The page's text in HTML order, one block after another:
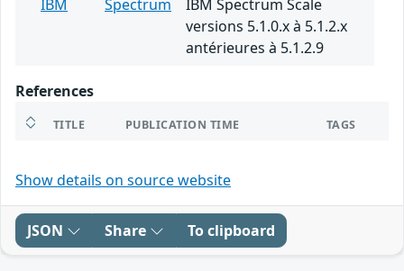
IBM
Spectrum
IBM Spectrum Scale
versions 5.1.0.x à 5.1.2.x
antérieures à 5.1.2.9
References
TITLE PUBLICATION TIME TAGS
Show details on source website
JSON Share To clipboard